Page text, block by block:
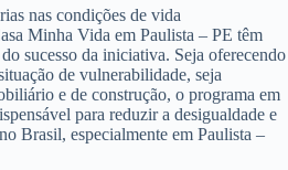
nas condições de vida
Minha Vida em Paulista – PE têm
sucesso da iniciativa. Seja oferecendo
de vulnerabilidade, seja
e de construção, o programa em
para reduzir a desigualdade e
Brasil, especialmente em Paulista –